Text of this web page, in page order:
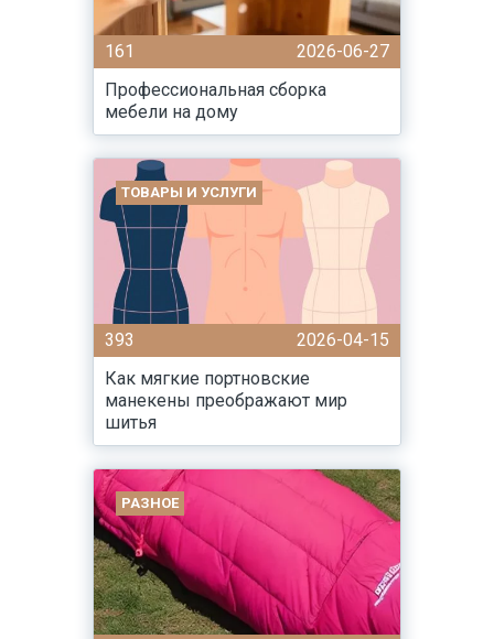
161
2026-06-27
Профессиональная сборка
мебели на дому
ТОВАРЫ И УСЛУГИ
393
2026-04-15
Как мягкие портновские
манекены преображают мир
шитья
РАЗНОЕ